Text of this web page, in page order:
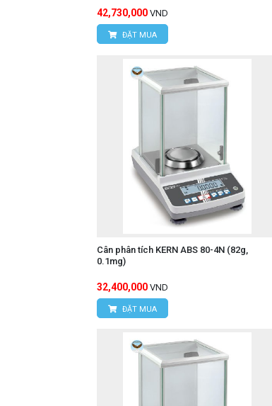
42,730,000 VND
ĐẶT MUA
Cân phân tích KERN ABS 80-4N (82g,
0.1mg)
32,400,000 VND
ĐẶT MUA